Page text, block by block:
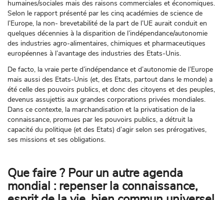
humaines/sociales mais des raisons commerciales et économiques.
Selon le rapport présenté par les cinq académies de science de
l’Europe, la non- brevetabilité de la part de l’UE aurait conduit en
quelques décennies à la disparition de l’indépendance/autonomie
des industries agro-alimentaires, chimiques et pharmaceutiques
européennes à l’avantage des industries des Etats-Unis.
De facto, la vraie perte d’indépendance et d’autonomie de l’Europe
mais aussi des Etats-Unis (et, des Etats, partout dans le monde) a
été celle des pouvoirs publics, et donc des citoyens et des peuples,
devenus assujettis aux grandes corporations privées mondiales.
Dans ce contexte, la marchandisation et la privatisation de la
connaissance, promues par les pouvoirs publics, a détruit la
capacité du politique (et des Etats) d’agir selon ses prérogatives,
ses missions et ses obligations.
Que faire ? Pour un autre agenda
mondial : repenser la connaissance,